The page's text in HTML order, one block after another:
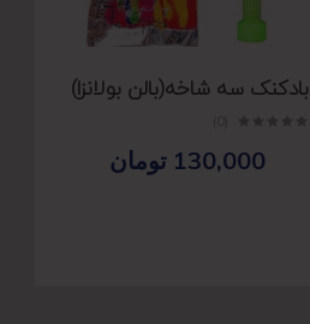
بادکنک سه شاخه(بالن بولانزا)
130,000 تومان